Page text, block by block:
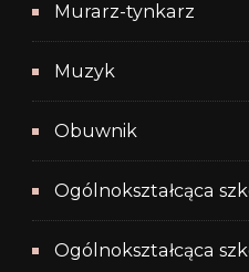
Murarz-tynkarz
Muzyk
Obuwnik
Ogólnokształcąca
Ogólnokształcąca